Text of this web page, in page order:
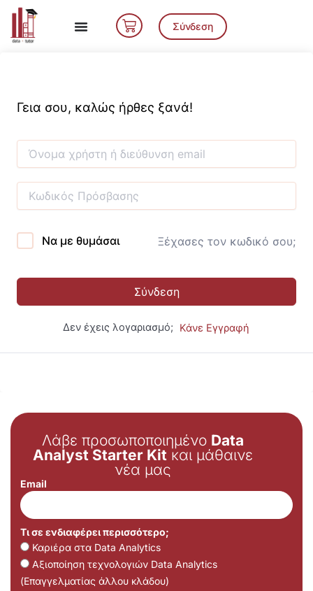
Μετάβαση
περιεχόμενο
Cart Σύνδεση
Γεια σου, καλώς ήρθες ξανά!
Να με θυμάσαι Ξέχασες τον κωδικό σου;
Σύνδεση
Δεν έχεις λογαριασμό; Κάνε Εγγραφή
Λάβε προσωποποιημένο Data
Analyst Starter Kit και μάθαινε
νέα μας
Email
Τι σε ενδιαφέρει περισσότερο;
Καριέρα στα Data Analytics
Αξιοποίηση τεχνολογιών Data Analytics
(Επαγγελματίας άλλου κλάδου)